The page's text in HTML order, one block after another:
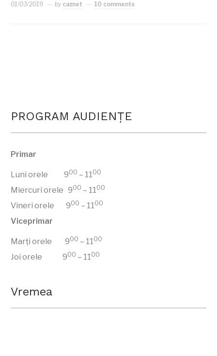
01/03/2019 by caznet 10 comments
PROGRAM AUDIENŢE
Primar
Luni orele 900 – 1100
Miercuri orele 900 – 1100
Vineri orele 900 – 1100
Viceprimar
Marți orele 900 – 1100
Joi orele 900 – 1100
Vremea